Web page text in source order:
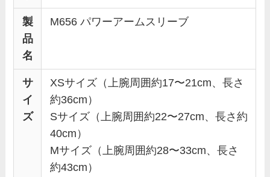
製
品
名
M656 パワーアームスリーブ
サ
イ
ズ
XSサイズ（上腕周囲約17〜21cm、長さ
約36cm）
Sサイズ（上腕周囲約22〜27cm、長さ約
40cm）
Mサイズ（上腕周囲約28〜33cm、長さ
約43cm）